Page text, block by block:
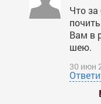
Что за
Вам в
шею.
30 июн